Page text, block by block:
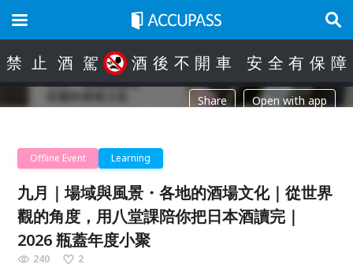
禁 止 酒 駕 酒 後 不 開 車 安 全 有 保 障
Share Open with app
Offline Event Learning
九月｜場域與風景・各地的酒場文化｜從世界
觀的角度，用八堂課陪你把日本酒讀完｜
2026 瓶蓋年度小聚
240 2